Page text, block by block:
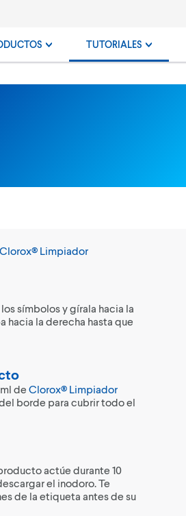
TUTORIALES
Clorox® Limpiador
símbolos y gírala hacia la
hacia la derecha hasta que
de Clorox® Limpiador
borde para cubrir todo el
actúe durante 10
el inodoro. Te
de la etiqueta antes de su